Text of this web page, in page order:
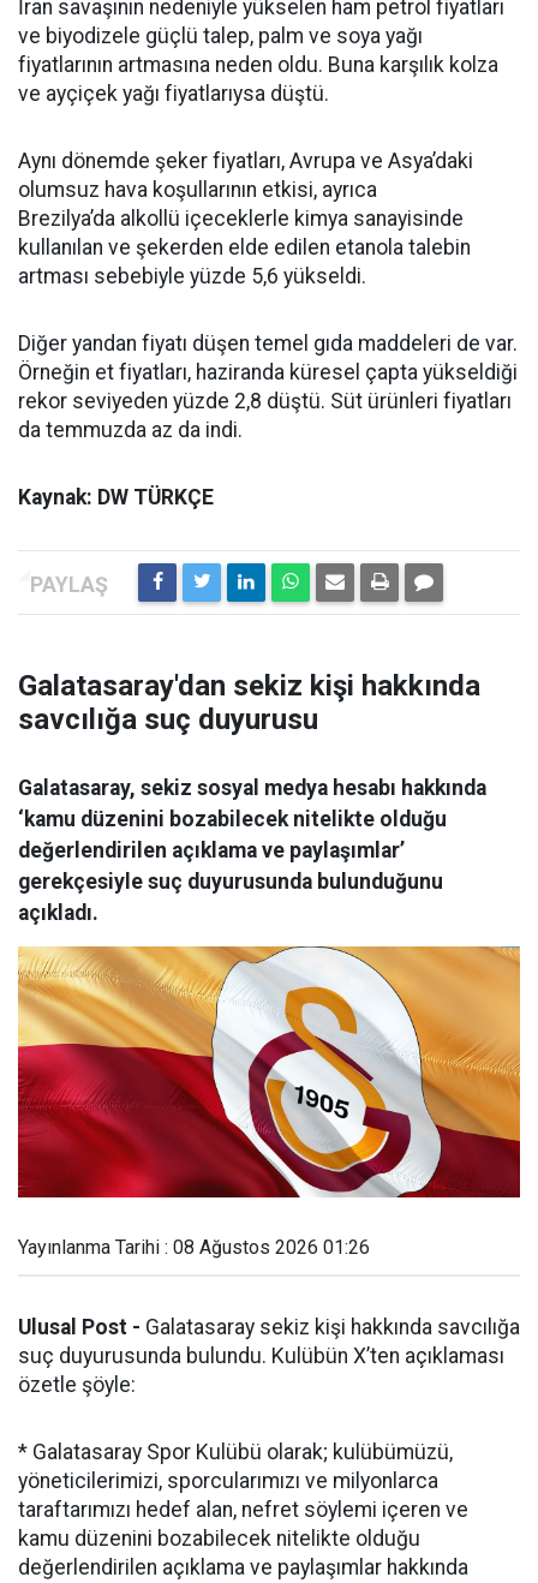
İran savaşının nedeniyle yükselen ham petrol fiyatları
ve biyodizele güçlü talep, palm ve soya yağı
fiyatlarının artmasına neden oldu. Buna karşılık kolza
ve ayçiçek yağı fiyatlarıysa düştü.
Aynı dönemde şeker fiyatları, Avrupa ve Asya’daki
olumsuz hava koşullarının etkisi, ayrıca
Brezilya’da alkollü içeceklerle kimya sanayisinde
kullanılan ve şekerden elde edilen etanola talebin
artması sebebiyle yüzde 5,6 yükseldi.
Diğer yandan fiyatı düşen temel gıda maddeleri de var.
Örneğin et fiyatları, haziranda küresel çapta yükseldiği
rekor seviyeden yüzde 2,8 düştü. Süt ürünleri fiyatları
da temmuzda az da indi.
Kaynak: DW TÜRKÇE
Galatasaray'dan sekiz kişi hakkında
savcılığa suç duyurusu
Galatasaray, sekiz sosyal medya hesabı hakkında
‘kamu düzenini bozabilecek nitelikte olduğu
değerlendirilen açıklama ve paylaşımlar’
gerekçesiyle suç duyurusunda bulunduğunu
açıkladı.
Yayınlanma Tarihi : 08 Ağustos 2026 01:26
Ulusal Post - Galatasaray sekiz kişi hakkında savcılığa
suç duyurusunda bulundu. Kulübün X’ten açıklaması
özetle şöyle:
* Galatasaray Spor Kulübü olarak; kulübümüzü,
yöneticilerimizi, sporcularımızı ve milyonlarca
taraftarımızı hedef alan, nefret söylemi içeren ve
kamu düzenini bozabilecek nitelikte olduğu
değerlendirilen açıklama ve paylaşımlar hakkında